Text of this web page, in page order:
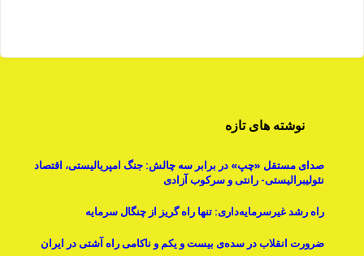
نوشته های تازه
صدای مستقل «چپ» در برابر سه چالش: جنگ امپریالیستی، اقتصاد
نئولیبرالیستی- رانتی و سرکوب آزادی
راه رشد غیرسرمایه‌داری: تنها راه گریز از چنگال سرمایه
ضرورت انقلاب در سده‌ی بیست و یکم و ناکامی راه آشتی در ایران